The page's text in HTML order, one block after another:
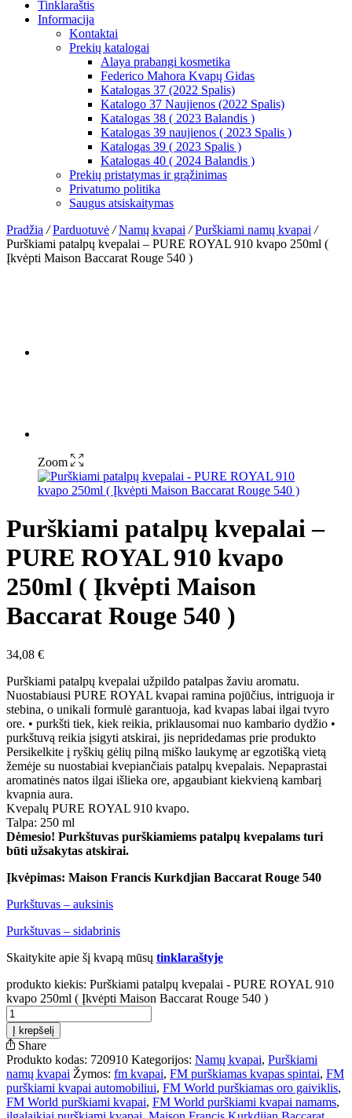
Tinklaraštis
Informacija
Kontaktai
Prekių katalogai
Alaya prabangi kosmetika
Federico Mahora Kvapų Gidas
Katalogas 37 (2022 Spalis)
Katalogo 37 Naujienos (2022 Spalis)
Katalogas 38 ( 2023 Balandis )
Katalogas 39 naujienos ( 2023 Spalis )
Katalogas 39 ( 2023 Spalis )
Katalogas 40 ( 2024 Balandis )
Prekių pristatymas ir grąžinimas
Privatumo politika
Saugus atsiskaitymas
Pradžia / Parduotuvė / Namų kvapai / Purškiami namų kvapai /
Purškiami patalpų kvepalai – PURE ROYAL 910 kvapo 250ml (
Įkvėpti Maison Baccarat Rouge 540 )
Zoom
Purškiami patalpų kvepalai –
PURE ROYAL 910 kvapo
250ml ( Įkvėpti Maison
Baccarat Rouge 540 )
34,08 €
Purškiami patalpų kvepalai užpildo patalpas žaviu aromatu.
Nuostabiausi PURE ROYAL kvapai ramina pojūčius, intriguoja ir
stebina, o unikali formulė garantuoja, kad kvapas labai ilgai tvyro
ore. • purkšti tiek, kiek reikia, priklausomai nuo kambario dydžio •
purkštuvą reikia įsigyti atskirai, jis nepridedamas prie produkto
Persikelkite į ryškių gėlių pilną miško laukymę ar egzotišką vietą
žemėje su nuostabiai kvepiančiais patalpų kvepalais. Nepaprastai
aromatinės natos ilgai išlieka ore, apgaubiant kiekvieną kambarį
kvapnia aura.
Kvepalų PURE ROYAL 910 kvapo.
Talpa: 250 ml
Dėmesio! Purkštuvas purškiamiems patalpų kvepalams turi
būti užsakytas atskirai.
Įkvėpimas: Maison Francis Kurkdjian Baccarat Rouge 540
Purkštuvas – auksinis
Purkštuvas – sidabrinis
Skaitykite apie šį kvapą mūsų tinklaraštyje
produkto kiekis: Purškiami patalpų kvepalai - PURE ROYAL 910
kvapo 250ml ( Įkvėpti Maison Baccarat Rouge 540 )
Į krepšelį
Share
Produkto kodas: 720910 Kategorijos: Namų kvapai, Purškiami
namų kvapai Žymos: fm kvapai, FM purškiamas kvapas spintai, FM
purškiami kvapai automobiliui, FM World purškiamas oro gaiviklis,
FM World purškiami kvapai, FM World purškiami kvapai namams,